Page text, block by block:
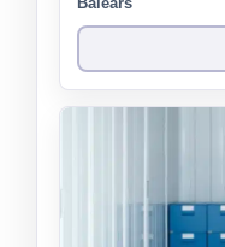
Balears